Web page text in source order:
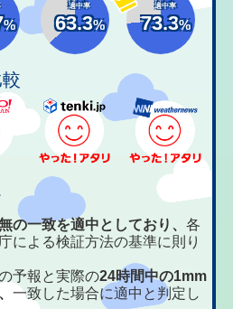
%
適中率
63.3%
適中率
73.3%
の一致を適中としており、各
による検証方法の基準に則り
予報と実際の24時間中の1mm
一致した場合に適中と判定し